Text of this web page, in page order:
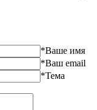
*Ваше имя
*Ваш email
*Тема